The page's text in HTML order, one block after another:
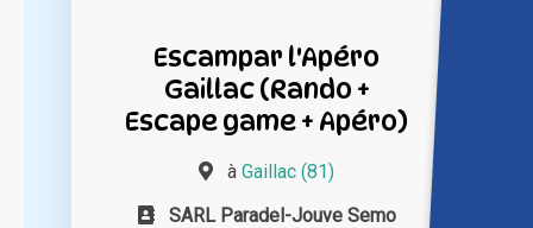
Escampar l'Apéro
Gaillac (Rando +
Escape game + Apéro)
à Gaillac (81)
SARL Paradel-Jouve Semo